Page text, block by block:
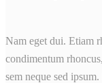
Nam eget dui. Etiam
condimentum
sem neque sed